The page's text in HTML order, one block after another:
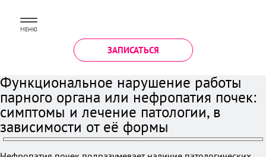
МЕНЮ
ЗАПИСАТЬСЯ
Функциональное нарушение работы
парного органа или нефропатия почек:
симптомы и лечение патологии, в
зависимости от её формы